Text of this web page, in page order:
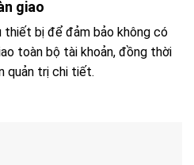
giao
thiết bị để đảm bảo không có
toàn bộ tài khoản, đồng thời
quản trị chi tiết.